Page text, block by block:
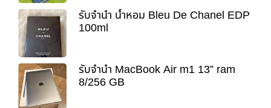
รับจำนำ น้ำหอม Bleu De Chanel EDP
100ml
รับจำนำ MacBook Air m1 13” ram
8/256 GB